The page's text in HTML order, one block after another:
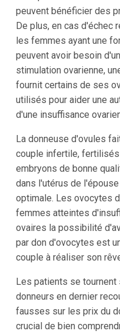
peuvent bénéficier des
De plus, en cas d'échec
les femmes ayant une
peuvent avoir besoin
stimulation ovarienne,
fournit certains de ses
utilisés pour aider une
d'une insuffisance
La donneuse d'ovules
couple infertile,
embryons de bonne
dans l'utérus de
optimale. Les ovocytes
femmes atteintes
ovaires la possibilité
par don d'ovocytes est
couple à réaliser son
Les patients se
donneurs en dernier
fausses sur les prix du
crucial de bien